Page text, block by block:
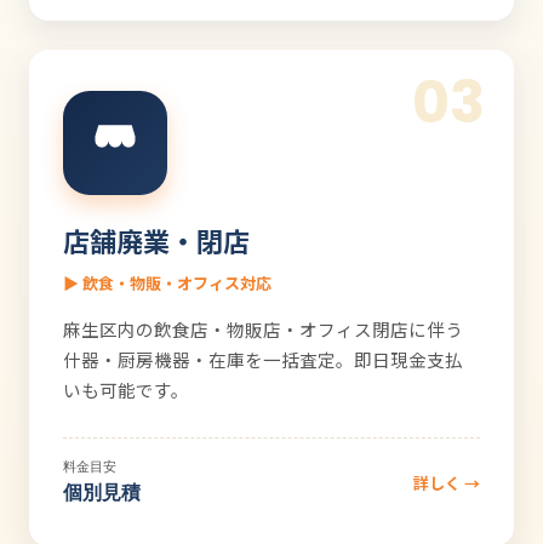
03
店舗廃業・閉店
▶ 飲食・物販・オフィス対応
麻生区内の飲食店・物販店・オフィス閉店に伴う
什器・厨房機器・在庫を一括査定。即日現金支払
いも可能です。
料金目安
個別見積 詳しく →